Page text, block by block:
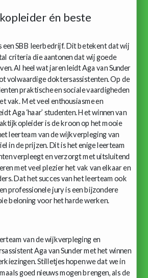
én beste
een SBB leerbedrijf. Dit betekent dat wij
criteria die aantonen dat wij goede
Al heel wat jaren leidt Aga van Sunder
volwaardige doktersassistenten. Op de
praktische en sociale vaardigheden
vak. Met veel enthousiasme en
Aga ‘haar’ studenten. Het winnen van
is de kroon op het mooie
leerteam van de wijkverpleging van
in de prijzen. Dit is het enige leerteam
verpleegt en verzorgt met uitsluitend
met veel plezier het vak van elkaar en
Dat het succes van het leerteam ook
professionele jury is een bijzondere
beloning voor het harde werken.
van de wijkverpleging en
Aga van Sunder met het winnen
Stilletjes hopen we dat we in
goed nieuws mogen brengen, als de